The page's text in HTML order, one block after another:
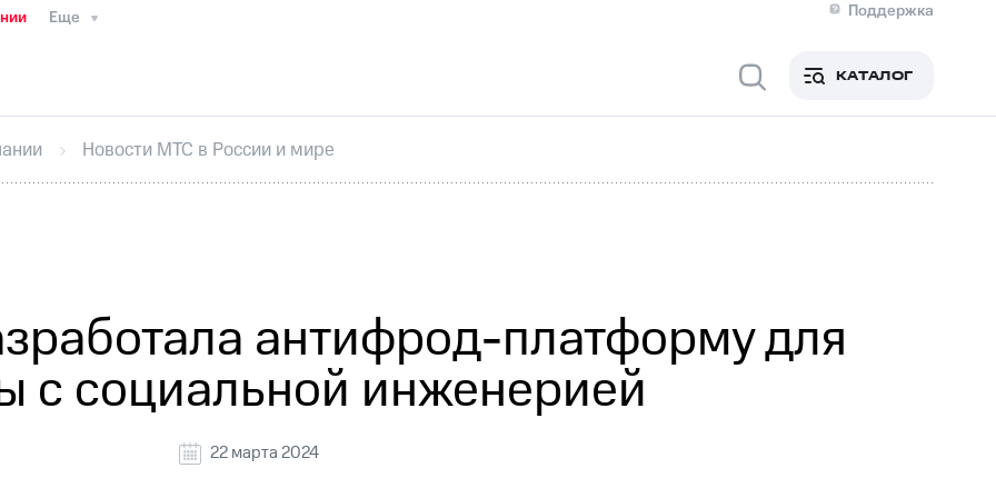
Еще
Поддержка
Медиа-центр
ИнтервьюФинансовая отчетностьКонтактыНовости в регионе
секретарьРаскрытие информации
кабинет акционераАкционерный капиталКонтроль и аудитРынок акций
КАТАЛОГ
Новости МТС в России и мире
антифрод-платформу для
с социальной инженерией
22 марта 2024